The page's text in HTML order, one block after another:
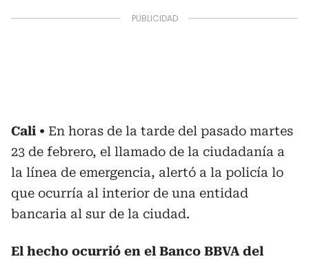
Cali
En horas de la tarde del pasado martes
23 de febrero, el llamado de la ciudadanía a
la línea de emergencia, alertó a la policía lo
que ocurría al interior de una entidad
bancaria al sur de la ciudad.
El hecho ocurrió en el Banco BBVA del